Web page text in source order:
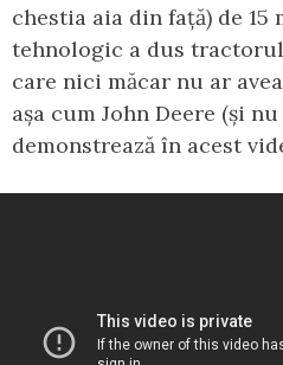
chestia aia din față) de 15
tehnologic a dus
care nici măcar nu ar
așa cum John Deere (și
demonstrează în acest